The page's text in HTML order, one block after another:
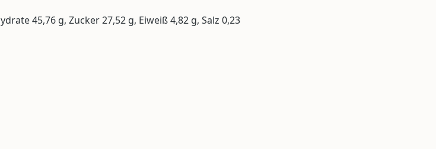
45,76 g, Zucker 27,52 g, Eiweiß 4,82 g, Salz 0,23